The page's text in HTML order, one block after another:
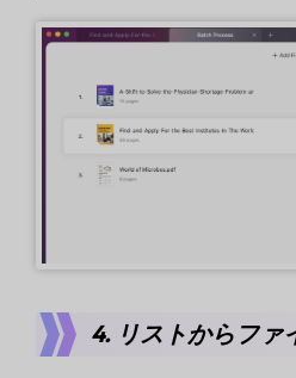
4. リストからファ